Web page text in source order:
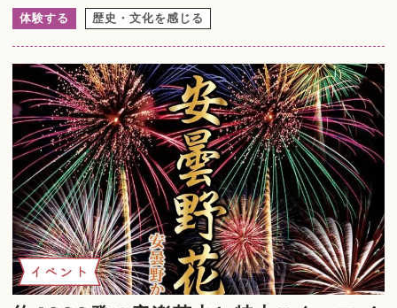
体験する 歴史・文化を感じる
イベント